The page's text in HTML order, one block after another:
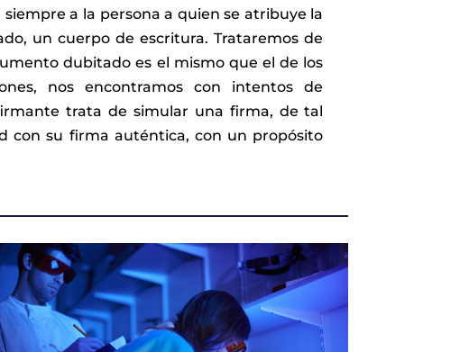
a la persona a quien se atribuye la
un cuerpo de escritura. Trataremos de
dubitado es el mismo que el de los
nos encontramos con intentos de
trata de simular una firma, de tal
con su firma auténtica, con un propósito